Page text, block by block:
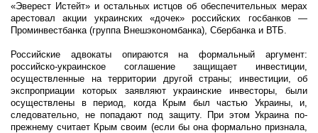
«Эверест Истейт» и остальных истцов об обеспечительных мерах
арестовал акции украинских «дочек» российских госбанков —
Проминвестбанка (группа Внешэкономбанка), Сбербанка и ВТБ.
Российские адвокаты опираются на формальный аргумент:
российско-украинское соглашение защищает инвестиции,
осуществленные на территории другой страны; инвестиции, об
экспроприации которых заявляют украинские инвесторы, были
осуществлены в период, когда Крым был частью Украины, и,
следовательно, не попадают под защиту. При этом Украина по-
прежнему считает Крым своим (если бы она формально признала,